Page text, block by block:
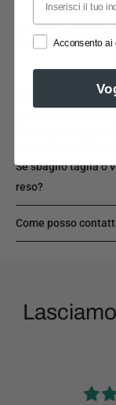
Quando arriva il
Se sbaglio taglia o
reso?
Come posso
Acconsento ai